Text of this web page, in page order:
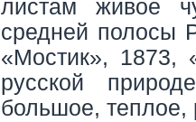
листам живое
средней полосы
«Мостик», 1873,
русской
большое, теплое,